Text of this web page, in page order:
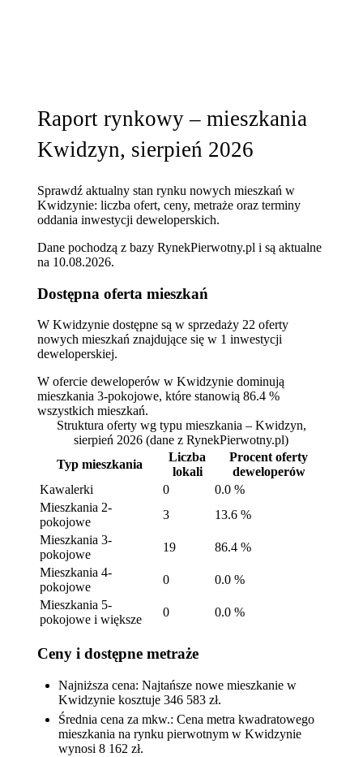
Raport rynkowy – mieszkania
Kwidzyn, sierpień 2026
Sprawdź aktualny stan rynku nowych mieszkań w
Kwidzynie: liczba ofert, ceny, metraże oraz terminy
oddania inwestycji deweloperskich.
Dane pochodzą z bazy RynekPierwotny.pl i są aktualne
na 10.08.2026.
Dostępna oferta mieszkań
W Kwidzynie dostępne są w sprzedaży 22 oferty
nowych mieszkań znajdujące się w 1 inwestycji
deweloperskiej.
W ofercie deweloperów w Kwidzynie dominują
mieszkania 3-pokojowe, które stanowią 86.4 %
wszystkich mieszkań.
Struktura oferty wg typu mieszkania – Kwidzyn,
sierpień 2026 (dane z RynekPierwotny.pl)
Typ mieszkania
Liczba
lokali
Procent oferty
deweloperów
Kawalerki
0
0.0 %
Mieszkania 2-
pokojowe
3
13.6 %
Mieszkania 3-
pokojowe
19
86.4 %
Mieszkania 4-
pokojowe
0
0.0 %
Mieszkania 5-
pokojowe i większe
0 0.0 %
Ceny i dostępne metraże
Najniższa cena: Najtańsze nowe mieszkanie w
Kwidzynie kosztuje 346 583 zł.
Średnia cena za mkw.: Cena metra kwadratowego
mieszkania na rynku pierwotnym w Kwidzynie
wynosi 8 162 zł.